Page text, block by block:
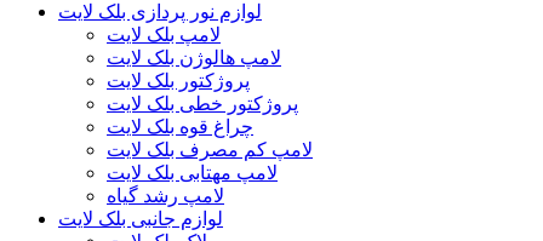
لوازم نور پردازی بلک لایت
لامپ بلک لایت
لامپ هالوژن بلک لایت
پروژکتور بلک لایت
پروژکتور خطی بلک لایت
چراغ قوه بلک لایت
لامپ کم مصرف بلک لایت
لامپ مهتابی بلک لایت
لامپ رشد گیاه
لوازم جانبی بلک لایت